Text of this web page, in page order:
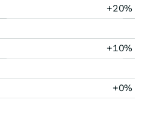
+20%
+10%
+0%